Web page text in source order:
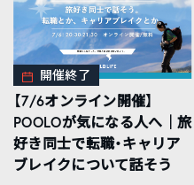
開催終了
【7/6オンライン開催】
POOLOが気になる人へ｜旅
好き同士で転職・キャリア
ブレイクについて話そう